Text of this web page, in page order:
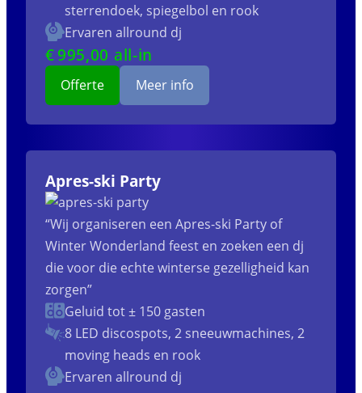
sterrendoek, spiegelbol en rook
Ervaren allround dj
€995,00 all-in
Offerte Meer info
Apres-ski Party
“Wij organiseren een Apres-ski Party of
Winter Wonderland feest en zoeken een dj
die voor die echte winterse gezelligheid kan
zorgen”
Geluid tot ± 150 gasten
8 LED discospots, 2 sneeuwmachines, 2
moving heads en rook
Ervaren allround dj